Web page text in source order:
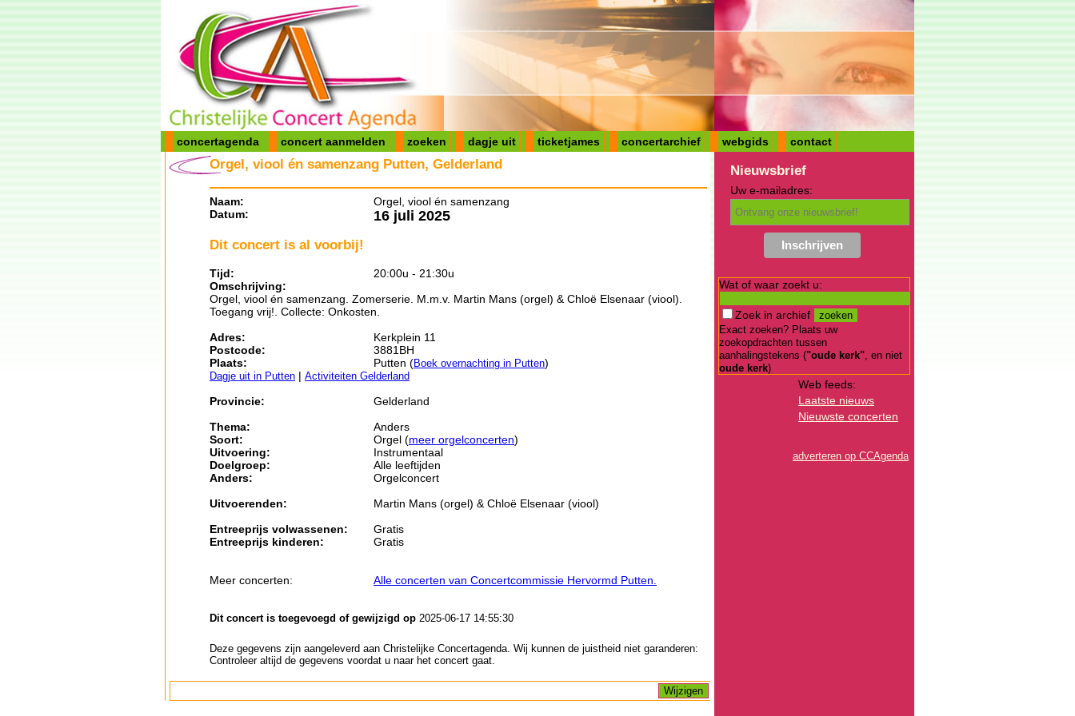
concertagenda concert aanmelden zoeken dagje uit ticketjames concertarchief webgids contact
Orgel, viool én samenzang Putten, Gelderland
Naam:
Orgel, viool én samenzang
Datum:
16 juli 2025
Dit concert is al voorbij!
Tijd:
20:00u - 21:30u
Omschrijving:
Orgel, viool én samenzang. Zomerserie. M.m.v. Martin Mans (orgel) & Chloë Elsenaar (viool).
Toegang vrij!. Collecte: Onkosten.
Adres:
Kerkplein 11
Postcode:
3881BH
Plaats:
Putten (Boek overnachting in Putten)
Dagje uit in Putten | Activiteiten Gelderland
Provincie:
Gelderland
Thema:
Anders
Soort:
Orgel (meer orgelconcerten)
Uitvoering:
Instrumentaal
Doelgroep:
Alle leeftijden
Anders:
Orgelconcert
Uitvoerenden:
Martin Mans (orgel) & Chloë Elsenaar (viool)
Entreeprijs volwassenen:
Gratis
Entreeprijs kinderen:
Gratis
Meer concerten: Alle concerten van Concertcommissie Hervormd Putten.
Dit concert is toegevoegd of gewijzigd op 2025-06-17 14:55:30
Deze gegevens zijn aangeleverd aan Christelijke Concertagenda. Wij kunnen de juistheid niet garanderen:
Controleer altijd de gegevens voordat u naar het concert gaat.
Nieuwsbrief
Uw e-mailadres:
Wat of waar zoekt u:
Zoek in archief
Exact zoeken? Plaats uw
zoekopdrachten tussen
aanhalingstekens ("oude kerk", en niet
oude kerk)
Web feeds:
Laatste nieuws
Nieuwste concerten
adverteren op CCAgenda